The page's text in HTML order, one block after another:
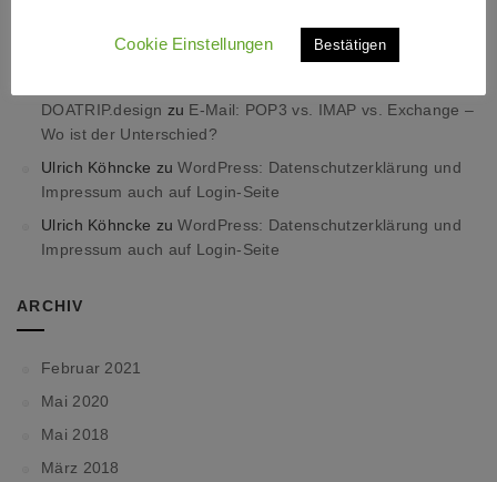
Exchange ActiveSync in Outlook
einrichten.
DOATRIP.design zu E-Mail: POP3 vs. IMAP vs. Exchange –
Wo ist der Unterschied?
Ulrich Köhncke zuWordPress: Datenschutzerklärung und
Impressum auch auf Login-Seite
Ulrich Köhncke zuWordPress: Datenschutzerklärung und
Impressum auch auf Login-Seite
ARCHIV
Februar 2021
Mai 2020
Mai 2018
März 2018
Cookie Einstellungen Bestätigen